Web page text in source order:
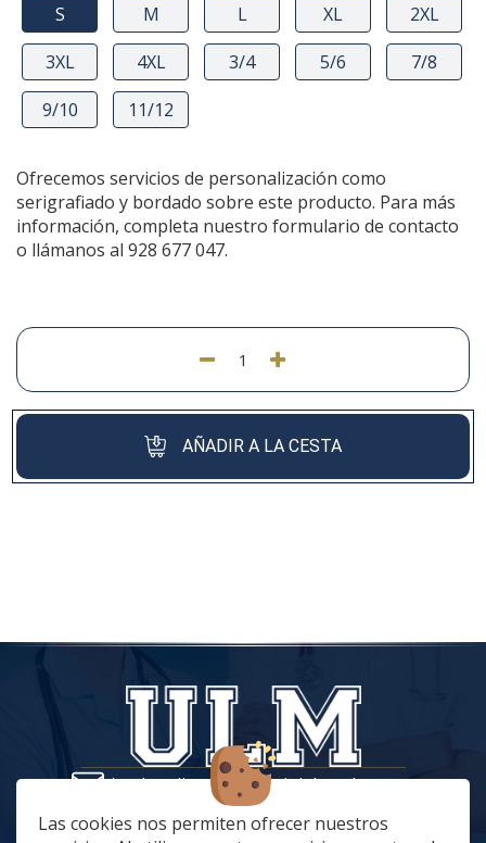
Las cookies nos permiten ofrecer nuestros
S M L XL
2XL
3XL
4XL 3/4 5/6
7/8
9/10
11/12
Ofrecemos servicios de personalización como
serigrafiado y bordado sobre este producto. Para más
información, completa nuestro formulario de contacto
o llámanos al 928 677 047.
AÑADIR A LA CESTA
tiendaonline@vestuariolaboralmc.com
928 67 70 47